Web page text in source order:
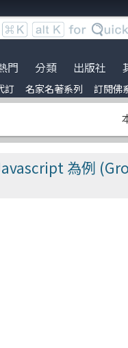
取貨新功能上線
騙提醒公告 請勿受騙※
名著系列
門
test
分類
電路電機類
運算
開發
動軟體開發
出版社
圖書
工業
思數位網路
外文書
T-shirt
客‧自造者工作坊
訂 名家名著系列 訂閱佛
為例